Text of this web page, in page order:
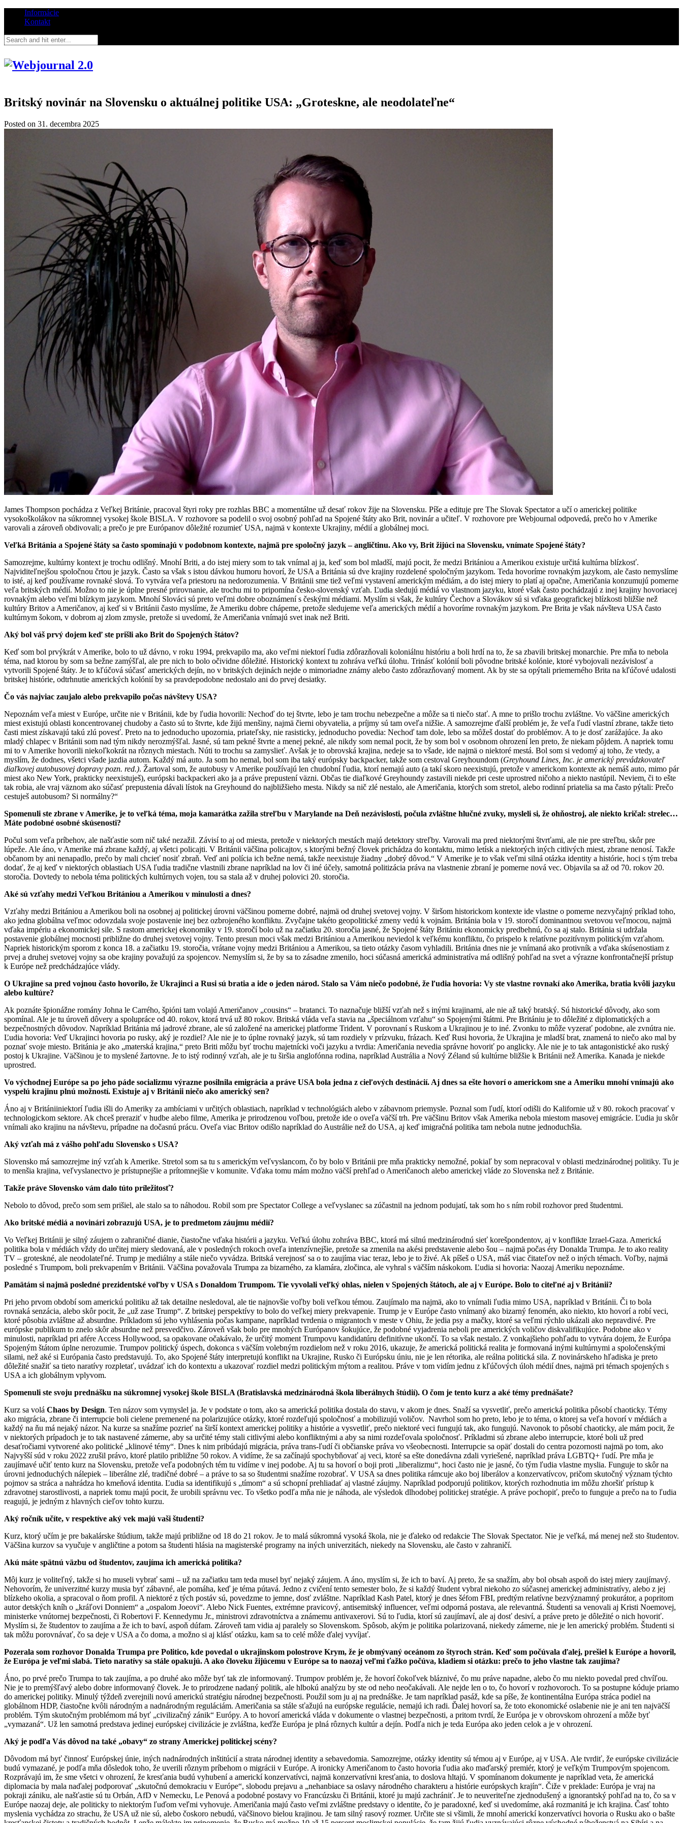
Informácie
Kontakt
Britský novinár na Slovensku o aktuálnej politike USA: „Groteskne, ale neodolateľne“
Posted on 31. decembra 2025
James Thompson pochádza z Veľkej Británie, pracoval štyri roky pre rozhlas BBC a momentálne už desať rokov žije na Slovensku. Píše a edituje pre The Slovak Spectator a učí o americkej politike
vysokoškolákov na súkromnej vysokej škole BISLA. V rozhovore sa podelil o svoj osobný pohľad na Spojené štáty ako Brit, novinár a učiteľ. V rozhovore pre Webjournal odpovedá, prečo ho v Amerike
varovali a zároveň obdivovali; a prečo je pre Európanov dôležité rozumieť USA, najmä v kontexte Ukrajiny, médií a globálnej moci.
Veľká Británia a Spojené štáty sa často spomínajú v podobnom kontexte, najmä pre spoločný jazyk – angličtinu. Ako vy, Brit žijúci na Slovensku, vnímate Spojené štáty?
Samozrejme, kultúrny kontext je trochu odlišný. Mnohí Briti, a do istej miery som to tak vnímal aj ja, keď som bol mladší, majú pocit, že medzi Britániou a Amerikou existuje určitá kultúrna blízkosť.
Najviditeľnejšou spoločnou črtou je jazyk. Často sa však s istou dávkou humoru hovorí, že USA a Británia sú dve krajiny rozdelené spoločným jazykom. Teda hovoríme rovnakým jazykom, ale často nemyslíme
to isté, aj keď používame rovnaké slová. To vytvára veľa priestoru na nedorozumenia. V Británii sme tiež veľmi vystavení americkým médiám, a do istej miery to platí aj opačne, Američania konzumujú pomerne
veľa britských médií. Možno to nie je úplne presné prirovnanie, ale trochu mi to pripomína česko-slovenský vzťah. Ľudia sledujú médiá vo vlastnom jazyku, ktoré však často pochádzajú z inej krajiny hovoriacej
rovnakým alebo veľmi blízkym jazykom. Mnohí Slováci sú preto veľmi dobre oboznámení s českými médiami. Myslím si však, že kultúry Čechov a Slovákov sú si vďaka geografickej blízkosti bližšie než
kultúry Britov a Američanov, aj keď si v Británii často myslíme, že Ameriku dobre chápeme, pretože sledujeme veľa amerických médií a hovoríme rovnakým jazykom. Pre Brita je však návšteva USA často
kultúrnym šokom, v dobrom aj zlom zmysle, pretože si uvedomí, že Američania vnímajú svet inak než Briti.
Aký bol váš prvý dojem keď ste prišli ako Brit do Spojených štátov?
Keď som bol prvýkrát v Amerike, bolo to už dávno, v roku 1994, prekvapilo ma, ako veľmi niektorí ľudia zdôrazňovali koloniálnu históriu a boli hrdí na to, že sa zbavili britskej monarchie. Pre mňa to nebola
téma, nad ktorou by som sa bežne zamýšľal, ale pre nich to bolo očividne dôležité. Historický kontext tu zohráva veľkú úlohu. Trinásť kolónií boli pôvodne britské kolónie, ktoré vybojovali nezávislosť a
vytvorili Spojené štáty. Je to kľúčová súčasť amerických dejín, no v britských dejinách nejde o mimoriadne známy alebo často zdôrazňovaný moment. Ak by ste sa opýtali priemerného Brita na kľúčové udalosti
britskej histórie, odtrhnutie amerických kolónií by sa pravdepodobne nedostalo ani do prvej desiatky.
Čo vás najviac zaujalo alebo prekvapilo počas návštevy USA?
Nepoznám veľa miest v Európe, určite nie v Británii, kde by ľudia hovorili: Nechoď do tej štvrte, lebo je tam trochu nebezpečne a môže sa ti niečo stať. A mne to prišlo trochu zvláštne. Vo väčšine amerických
miest existujú oblasti koncentrovanej chudoby a často sú to štvrte, kde žijú menšiny, najmä čierni obyvatelia, a príjmy sú tam oveľa nižšie. A samozrejme ďalší problém je, že veľa ľudí vlastní zbrane, takže tieto
časti miest získavajú takú zlú povesť. Preto na to jednoducho upozornia, priateľsky, nie rasisticky, jednoducho povedia: Nechoď tam dole, lebo sa môžeš dostať do problémov. A to je dosť zarážajúce. Ja ako
mladý chlapec v Británii som nad tým nikdy nerozmýšľal. Jasné, sú tam pekné štvrte a menej pekné, ale nikdy som nemal pocit, že by som bol v osobnom ohrození len preto, že niekam pôjdem. A napriek tomu
mi to v Amerike hovorili niekoľkokrát na rôznych miestach. Núti to trochu sa zamyslieť. Avšak je to obrovská krajina, nedeje sa to všade, ide najmä o niektoré mestá. Bol som si vedomý aj toho, že vtedy, a
myslím, že dodnes, všetci všade jazdia autom. Každý má auto. Ja som ho nemal, bol som iba taký európsky backpacker, takže som cestoval Greyhoundom (Greyhound Lines, Inc. je americký prevádzkovateľ
diaľkovej autobusovej dopravy pozn. red.). Žartoval som, že autobusy v Amerike používajú len chudobní ľudia, ktorí nemajú auto (a takí skoro neexistujú, pretože v americkom kontexte ak nemáš auto, mimo pár
miest ako New York, prakticky neexistuješ), európski backpackeri ako ja a práve prepustení väzni. Občas tie diaľkové Greyhoundy zastavili niekde pri ceste uprostred ničoho a niekto nastúpil. Neviem, či to ešte
tak robia, ale vraj väznom ako súčasť prepustenia dávali lístok na Greyhound do najbližšieho mesta. Nikdy sa nič zlé nestalo, ale Američania, ktorých som stretol, alebo rodinní priatelia sa ma často pýtali: Prečo
cestuješ autobusom? Si normálny?“
Spomenuli ste zbrane v Amerike, je to veľká téma, moja kamarátka zažila streľbu v Marylande na Deň nezávislosti, počula zvláštne hlučné zvuky, mysleli si, že ohňostroj, ale niekto kričal: strelec…
Máte podobné osobné skúsenosti?
Počul som veľa príbehov, ale našťastie som nič také nezažil. Závisí to aj od miesta, pretože v niektorých mestách majú detektory streľby. Varovali ma pred niektorými štvrťami, ale nie pre streľbu, skôr pre
lúpeže. Ale áno, v Amerike má zbrane každý, aj všetci policajti. V Británii väčšina policajtov, s ktorými bežný človek prichádza do kontaktu, mimo letísk a niektorých iných citlivých miest, zbrane nenosí. Takže
občanom by ani nenapadlo, prečo by mali chcieť nosiť zbraň. Veď ani polícia ich bežne nemá, takže neexistuje žiadny „dobrý dôvod.“ V Amerike je to však veľmi silná otázka identity a histórie, hoci s tým treba
dodať, že aj keď v niektorých oblastiach USA ľudia tradične vlastnili zbrane napríklad na lov či iné účely, samotná politizácia práva na vlastnenie zbraní je pomerne nová vec. Objavila sa až od 70. rokov 20.
storočia. Dovtedy to nebola téma politických kultúrnych vojen, tou sa stala až v druhej polovici 20. storočia.
Aké sú vzťahy medzi Veľkou Britániou a Amerikou v minulosti a dnes?
Vzťahy medzi Britániou a Amerikou boli na osobnej aj politickej úrovni väčšinou pomerne dobré, najmä od druhej svetovej vojny. V širšom historickom kontexte ide vlastne o pomerne nezvyčajný príklad toho,
ako jedna globálna veľmoc odovzdala svoje postavenie inej bez ozbrojeného konfliktu. Zvyčajne takéto geopolitické zmeny vedú k vojnám. Británia bola v 19. storočí dominantnou svetovou veľmocou, najmä
vďaka impériu a ekonomickej sile. S rastom americkej ekonomiky v 19. storočí bolo už na začiatku 20. storočia jasné, že Spojené štáty Britániu ekonomicky predbehnú, čo sa aj stalo. Británia si udržala
postavenie globálnej mocnosti približne do druhej svetovej vojny. Tento presun moci však medzi Britániou a Amerikou neviedol k veľkému konfliktu, čo prispelo k relatívne pozitívnym politickým vzťahom.
Napriek historickým sporom z konca 18. a začiatku 19. storočia, vrátane vojny medzi Britániou a Amerikou, sa tieto otázky časom vyhladili. Británia dnes nie je vnímaná ako protivník a vďaka skúsenostiam z
prvej a druhej svetovej vojny sa obe krajiny považujú za spojencov. Nemyslím si, že by sa to zásadne zmenilo, hoci súčasná americká administratíva má odlišný pohľad na svet a výrazne konfrontačnejší prístup
k Európe než predchádzajúce vlády.
O Ukrajine sa pred vojnou často hovorilo, že Ukrajinci a Rusi sú bratia a ide o jeden národ. Stalo sa Vám niečo podobné, že ľudia hovoria: Vy ste vlastne rovnakí ako Amerika, bratia kvôli jazyku
alebo kultúre?
Ak poznáte špionážne romány Johna le Carrého, špióni tam volajú Američanov „cousins“ – bratanci. To naznačuje bližší vzťah než s inými krajinami, ale nie až taký bratský. Sú historické dôvody, ako som
spomínal. Ale je tu úroveň dôvery a spolupráce od 40. rokov, ktorá trvá už 80 rokov. Britská vláda veľa stavia na „špeciálnom vzťahu“ so Spojenými štátmi. Pre Britániu je to dôležité z diplomatických a
bezpečnostných dôvodov. Napríklad Británia má jadrové zbrane, ale sú založené na americkej platforme Trident. V porovnaní s Ruskom a Ukrajinou je to iné. Zvonku to môže vyzerať podobne, ale zvnútra nie.
Ľudia hovoria: Veď Ukrajinci hovoria po rusky, aký je rozdiel? Ale nie je to úplne rovnaký jazyk, sú tam rozdiely v prízvuku, frázach. Keď Rusi hovoria, že Ukrajina je mladší brat, znamená to niečo ako mal by
poznať svoje miesto. Británia je ako „materská krajina,“ preto Briti môžu byť trochu majetnícki voči jazyku a tvrdia: Američania nevedia správne hovoriť po anglicky. Ale nie je to tak antagonistické ako ruský
postoj k Ukrajine. Väčšinou je to myslené žartovne. Je to istý rodinný vzťah, ale je tu širšia anglofónna rodina, napríklad Austrália a Nový Zéland sú kultúrne bližšie k Británii než Amerika. Kanada je niekde
uprostred.
Vo východnej Európe sa po jeho páde socializmu výrazne posilnila emigrácia a práve USA bola jedna z cieľových destinácií. Aj dnes sa ešte hovorí o americkom sne a Ameriku mnohí vnímajú ako
vyspelú krajinu plnú možností. Existuje aj v Británii niečo ako americký sen?
Áno aj v Britániiniektorí ľudia išli do Ameriky za ambíciami v určitých oblastiach, napríklad v technológiách alebo v zábavnom priemysle. Poznal som ľudí, ktorí odišli do Kalifornie už v 80. rokoch pracovať v
technologickom sektore. Ak chceš preraziť v hudbe alebo filme, Amerika je prirodzenou voľbou, pretože ide o oveľa väčší trh. Pre väčšinu Britov však Amerika nebola miestom masovej emigrácie. Ľudia ju skôr
vnímali ako krajinu na návštevu, prípadne na dočasnú prácu. Oveľa viac Britov odišlo napríklad do Austrálie než do USA, aj keď imigračná politika tam nebola nutne jednoduchšia.
Aký vzťah má z vášho pohľadu Slovensko s USA?
Slovensko má samozrejme iný vzťah k Amerike. Stretol som sa tu s americkým veľvyslancom, čo by bolo v Británii pre mňa prakticky nemožné, pokiaľ by som nepracoval v oblasti medzinárodnej politiky. Tu je
to menšia krajina, veľvyslanectvo je prístupnejšie a prítomnejšie v komunite. Vďaka tomu mám možno väčší prehľad o Američanoch alebo americkej vláde zo Slovenska než z Británie.
Takže práve Slovensko vám dalo túto príležitosť?
Nebolo to dôvod, prečo som sem prišiel, ale stalo sa to náhodou. Robil som pre Spectator College a veľvyslanec sa zúčastnil na jednom podujatí, tak som ho s ním robil rozhovor pred študentmi.
Ako britské médiá a novinári zobrazujú USA, je to predmetom záujmu médií?
Vo Veľkej Británii je silný záujem o zahraničné dianie, čiastočne vďaka histórii a jazyku. Veľkú úlohu zohráva BBC, ktorá má silnú medzinárodnú sieť korešpondentov, aj v konflikte Izrael-Gaza. Americká
politika bola v médiách vždy do určitej miery sledovaná, ale v posledných rokoch oveľa intenzívnejšie, pretože sa zmenila na akési predstavenie alebo šou – najmä počas éry Donalda Trumpa. Je to ako reality
TV – groteskné, ale neodolateľné. Trump je mediálny a stále niečo vyvádza. Britská verejnosť sa o to zaujíma viac teraz, lebo je to živé. Ak píšeš o USA, máš viac čitateľov než o iných témach. Voľby, najmä
posledné s Trumpom, boli prekvapením v Británii. Väčšina považovala Trumpa za bizarného, za klamára, zločinca, ale vyhral s väčším náskokom. Ľudia si hovoria: Naozaj Ameriku nepoznáme.
Pamätám si najmä posledné prezidentské voľby v USA s Donaldom Trumpom. Tie vyvolali veľký ohlas, nielen v Spojených štátoch, ale aj v Európe. Bolo to citeľné aj v Británii?
Pri jeho prvom období som americkú politiku až tak detailne nesledoval, ale tie najnovšie voľby boli veľkou témou. Zaujímalo ma najmä, ako to vnímali ľudia mimo USA, napríklad v Británii. Či to bola
rovnaká senzácia, alebo skôr pocit, že „už zase Trump“. Z britskej perspektívy to bolo do veľkej miery prekvapenie. Trump je v Európe často vnímaný ako bizarný fenomén, ako niekto, kto hovorí a robí veci,
ktoré pôsobia zvláštne až absurdne. Príkladom sú jeho vyhlásenia počas kampane, napríklad tvrdenia o migrantoch v meste v Ohiu, že jedia psy a mačky, ktoré sa veľmi rýchlo ukázali ako nepravdivé. Pre
európske publikum to znelo skôr absurdne než presvedčivo. Zároveň však bolo pre mnohých Európanov šokujúce, že podobné vyjadrenia neboli pre amerických voličov diskvalifikujúce. Podobne ako v
minulosti, napríklad pri afére Access Hollywood, sa opakovane očakávalo, že určitý moment Trumpovu kandidatúru definitívne ukončí. To sa však nestalo. Z vonkajšieho pohľadu to vytvára dojem, že Európa
Spojeným štátom úplne nerozumie. Trumpov politický úspech, dokonca s väčším volebným rozdielom než v roku 2016, ukazuje, že americká politická realita je formovaná inými kultúrnymi a spoločenskými
silami, než aké si Európania často predstavujú. To, ako Spojené štáty interpretujú konflikt na Ukrajine, Rusko či Európsku úniu, nie je len rétorika, ale reálna politická sila. Z novinárskeho hľadiska je preto
dôležité snažiť sa tieto naratívy rozpletať, uvádzať ich do kontextu a ukazovať rozdiel medzi politickým mýtom a realitou. Práve v tom vidím jednu z kľúčových úloh médií dnes, najmä pri témach spojených s
USA a ich globálnym vplyvom.
Spomenuli ste svoju prednášku na súkromnej vysokej škole BISLA (Bratislavská medzinárodná škola liberálnych štúdií). O čom je tento kurz a aké témy prednášate?
Kurz sa volá Chaos by Design. Ten názov som vymyslel ja. Je v podstate o tom, ako sa americká politika dostala do stavu, v akom je dnes. Snaží sa vysvetliť, prečo americká politika pôsobí chaoticky. Témy
ako migrácia, zbrane či interrupcie boli cielene premenené na polarizujúce otázky, ktoré rozdeľujú spoločnosť a mobilizujú voličov. Navrhol som ho preto, lebo je to téma, o ktorej sa veľa hovorí v médiách a
každý na ňu má nejaký názor. Na kurze sa snažíme pozrieť na širší kontext americkej politiky a histórie a vysvetliť, prečo niektoré veci fungujú tak, ako fungujú. Navonok to pôsobí chaoticky, ale mám pocit, že
v niektorých prípadoch je to tak nastavené zámerne, aby sa určité témy stali citlivými alebo konfliktnými a aby sa nimi rozdeľovala spoločnosť. Príkladmi sú zbrane alebo interrupcie, ktoré boli už pred
desaťročiami vytvorené ako politické „klinové témy“. Dnes k nim pribúdajú migrácia, práva trans-ľudí či občianske práva vo všeobecnosti. Interrupcie sa opäť dostali do centra pozornosti najmä po tom, ako
Najvyšší súd v roku 2022 zrušil právo, ktoré platilo približne 50 rokov. A vidíme, že sa začínajú spochybňovať aj veci, ktoré sa ešte donedávna zdali vyriešené, napríklad práva LGBTQ+ ľudí. Pre mňa je
zaujímavé učiť tento kurz na Slovensku, pretože veľa podobných tém tu vidíme v inej podobe. Aj tu sa hovorí o boji proti „liberalizmu“, hoci často nie je jasné, čo tým ľudia vlastne myslia. Funguje to skôr na
úrovni jednoduchých nálepiek – liberálne zlé, tradičné dobré – a práve to sa so študentmi snažíme rozobrať. V USA sa dnes politika rámcuje ako boj liberálov a konzervatívcov, pričom skutočný význam týchto
pojmov sa stráca a nahrádza ho kmeňová identita. Ľudia sa identifikujú s „tímom“ a sú schopní prehliadať aj vlastné záujmy. Napríklad podporujú politikov, ktorých rozhodnutia im môžu zhoršiť prístup k
zdravotnej starostlivosti, a napriek tomu majú pocit, že urobili správnu vec. To všetko podľa mňa nie je náhoda, ale výsledok dlhodobej politickej stratégie. A práve pochopiť, prečo to funguje a prečo na to ľudia
reagujú, je jedným z hlavných cieľov tohto kurzu.
Aký ročník učíte, v respektíve aký vek majú vaši študenti?
Kurz, ktorý učím je pre bakalárske štúdium, takže majú približne od 18 do 21 rokov. Je to malá súkromná vysoká škola, nie je ďaleko od redakcie The Slovak Spectator. Nie je veľká, má menej než sto študentov.
Väčšina kurzov sa vyučuje v angličtine a potom sa študenti hlásia na magisterské programy na iných univerzitách, niekedy na Slovensku, ale často v zahraničí.
Akú máte spätnú väzbu od študentov, zaujíma ich americká politika?
Môj kurz je voliteľný, takže si ho museli vybrať sami – už na začiatku tam teda musel byť nejaký záujem. A áno, myslím si, že ich to baví. Aj preto, že sa snažím, aby bol obsah aspoň do istej miery zaujímavý.
Nehovorím, že univerzitné kurzy musia byť zábavné, ale pomáha, keď je téma pútavá. Jedno z cvičení tento semester bolo, že si každý študent vybral niekoho zo súčasnej americkej administratívy, alebo z jej
blízkeho okolia, a spracoval o ňom profil. A niektoré z tých postáv sú, povedzme to jemne, dosť zvláštne. Napríklad Kash Patel, ktorý je dnes šéfom FBI, predtým relatívne bezvýznamný prokurátor, a popritom
autor detských kníh o „kráľovi Donniem“ a „ospalom Joeovi“. Alebo Nick Fuentes, extrémne pravicový, antisemitský influencer, veľmi odporná postava, ale relevantná. Študenti sa venovali aj Kristi Noemovej,
ministerke vnútornej bezpečnosti, či Robertovi F. Kennedymu Jr., ministrovi zdravotníctva a známemu antivaxerovi. Sú to ľudia, ktorí sú zaujímaví, ale aj dosť desiví, a práve preto je dôležité o nich hovoriť.
Myslím si, že študentov to zaujíma a že ich to baví, aspoň dúfam. Zároveň tam vidia aj paralely so Slovenskom. Spôsob, akým je politika polarizovaná, niekedy zámerne, nie je len americký problém. Študenti si
tak môžu porovnávať, čo sa deje v USA a čo doma, a možno si aj klásť otázku, kam sa to celé môže ďalej vyvíjať.
Pozerala som rozhovor Donalda Trumpa pre Politico, kde povedal o ukrajinskom polostrove Krym, že je obmývaný oceánom zo štyroch strán. Keď som počúvala ďalej, prešiel k Európe a hovoril,
že Európa je veľmi slabá. Tieto naratívy sa stále opakujú. A ako človeku žijúcemu v Európe sa to naozaj veľmi ťažko počúva, kladiem si otázku: prečo to jeho vlastne tak zaujíma?
Áno, po prvé prečo Trumpa to tak zaujíma, a po druhé ako môže byť tak zle informovaný. Trumpov problém je, že hovorí čokoľvek bláznivé, čo mu práve napadne, alebo čo mu niekto povedal pred chvíľou.
Nie je to premýšľavý alebo dobre informovaný človek. Je to prirodzene nadaný politik, ale hlbokú analýzu by ste od neho neočakávali. Ale nejde len o to, čo hovorí v rozhovoroch. To sa postupne kóduje priamo
do americkej politiky. Minulý týždeň zverejnili novú americkú stratégiu národnej bezpečnosti. Použil som ju aj na prednáške. Je tam napríklad pasáž, kde sa píše, že kontinentálna Európa stráca podiel na
globálnom HDP, čiastočne kvôli národným a nadnárodným reguláciám. Američania sa stále sťažujú na európske regulácie, nemajú ich radi. Ďalej hovorí sa, že toto ekonomické oslabenie nie je ani ten najväčší
problém. Tým skutočným problémom má byť „civilizačný zánik“ Európy. A to hovorí americká vláda v dokumente o vlastnej bezpečnosti, a pritom tvrdí, že Európa je v obrovskom ohrození a môže byť
„vymazaná“. Už len samotná predstava jedinej európskej civilizácie je zvláštna, keďže Európa je plná rôznych kultúr a dejín. Podľa nich je teda Európa ako jeden celok a je v ohrození.
Aký je podľa Vás dôvod na také „obavy“ zo strany Americkej politickej scény?
Dôvodom má byť činnosť Európskej únie, iných nadnárodných inštitúcií a strata národnej identity a sebavedomia. Samozrejme, otázky identity sú témou aj v Európe, aj v USA. Ale tvrdiť, že európske civilizácie
budú vymazané, je podľa mňa dôsledok toho, že uverili rôznym príbehom o migrácii v Európe. A ironicky Američanom to často hovoria ľudia ako maďarský premiér, ktorý je veľkým Trumpovým spojencom.
Rozprávajú im, že sme všetci v ohrození, že kresťania budú vyhubení a americkí konzervatívci, najmä konzervatívni kresťania, to doslova hltajú. V spomínanom dokumente je napríklad veta, že americká
diplomacia by mala naďalej podporovať „skutočnú demokraciu v Európe“, slobodu prejavu a „nehanbiace sa oslavy národného charakteru a histórie európskych krajín“. Čiže v preklade: Európa je vraj na
pokraji zániku, ale našťastie sú tu Orbán, AfD v Nemecku, Le Penová a podobné postavy vo Francúzsku či Británii, ktoré ju majú zachrániť. Je to neuveriteľne zjednodušený a ignorantský pohľad na to, čo sa v
Európe naozaj deje, ale politicky to niektorým ľuďom veľmi vyhovuje. Američania majú často veľmi zvláštne predstavy o identite, čo je paradoxné, keď si uvedomíme, aká rozmanitá je ich krajina. Časť tohto
myslenia vychádza zo strachu, že USA už nie sú, alebo čoskoro nebudú, väčšinovo bielou krajinou. Je tam silný rasový rozmer. Určite ste si všimli, že mnohí americkí konzervatívci hovoria o Rusku ako o bašte